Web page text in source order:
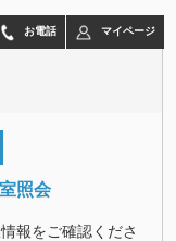
お電話 マイページ
照会
報をご確認くださ